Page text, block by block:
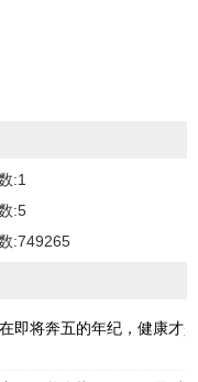
:1
:5
:749265
即将奔五的年纪，健康才